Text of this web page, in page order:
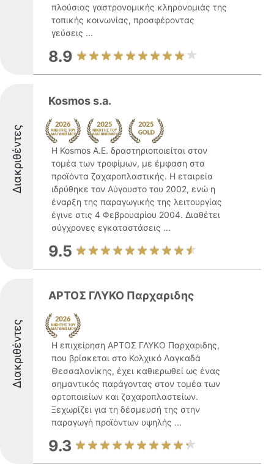
πλούσιας γαστρονομικής κληρονομιάς της
τοπικής κοινωνίας, προσφέροντας
γεύσεις ...
8.9
Διακριθέντες
Kosmos s.a.
Η Kosmos Α.Ε. δραστηριοποιείται στον
τομέα των τροφίμων, με έμφαση στα
προϊόντα ζαχαροπλαστικής. Η εταιρεία
ιδρύθηκε τον Αύγουστο του 2002, ενώ η
έναρξη της παραγωγικής της λειτουργίας
έγινε στις 4 Φεβρουαρίου 2004. Διαθέτει
σύγχρονες εγκαταστάσεις ...
9.5
Διακριθέντες
ΑΡΤΟΣ ΓΛΥΚΟ Παρχαριδης
Η επιχείρηση ΑΡΤΟΣ ΓΛΥΚΟ Παρχαριδης,
που βρίσκεται στο Κολχικό Λαγκαδά
Θεσσαλονίκης, έχει καθιερωθεί ως ένας
σημαντικός παράγοντας στον τομέα των
αρτοποιείων και ζαχαροπλαστείων.
Ξεχωρίζει για τη δέσμευσή της στην
παραγωγή προϊόντων υψηλής ...
9.3